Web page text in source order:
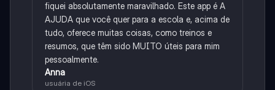
fiquei absolutamente maravilhado. Este app é A
AJUDA que você quer para a escola e, acima de
tudo, oferece muitas coisas, como treinos e
resumos, que têm sido MUITO úteis para mim
pessoalmente.
Anna
usuária de iOS